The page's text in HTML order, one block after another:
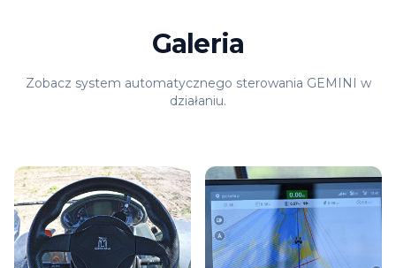
Galeria
Zobacz system automatycznego sterowania GEMINI w
działaniu.